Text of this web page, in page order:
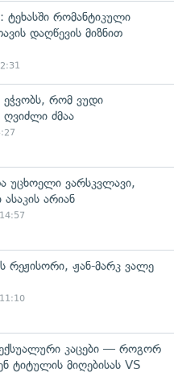
ტეხასში რომანტიკული
დაღწევის მიზნით
ეჭვობს, რომ ვუდი
ძმაა
უცხოელი ვარსკვლავი,
არიან
რეჟისორი, ჟან-მარკ ვალე
კაცები — როგორ
ტიტულის მიღებისას VS